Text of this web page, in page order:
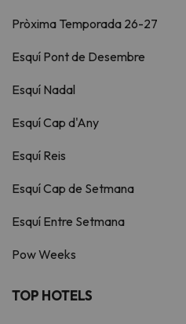
Pròxima Temporada 26-27
Esquí Pont de Desembre
Esquí Nadal
Esquí Cap d'Any
Esquí Reis
Esquí Cap de Setmana
Esquí Entre Setmana
Pow Weeks
TOP HOTELS